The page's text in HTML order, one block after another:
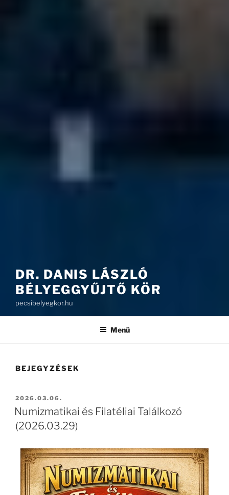
DR. DANIS LÁSZLÓ
BÉLYEGGYŰJTŐ KÖR
pecsibelyegkor.hu
Menü
BEJEGYZÉSEK
2026.03.06.
Numizmatikai és Filatéliai Találkozó
(2026.03.29)